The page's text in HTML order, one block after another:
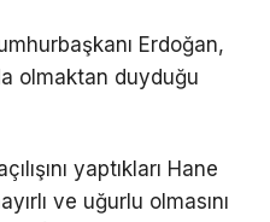
Erdoğan,
olmaktan duyduğu
yaptıkları Hane
ve uğurlu olmasını